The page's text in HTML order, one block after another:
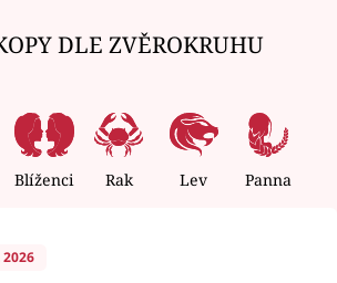
DLE ZVĚROKRUHU
Blíženci Rak Lev Panna
2026